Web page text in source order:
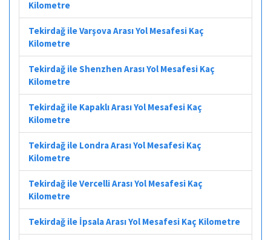
Kilometre
Tekirdağ ile Varşova Arası Yol Mesafesi Kaç
Kilometre
Tekirdağ ile Shenzhen Arası Yol Mesafesi Kaç
Kilometre
Tekirdağ ile Kapaklı Arası Yol Mesafesi Kaç
Kilometre
Tekirdağ ile Londra Arası Yol Mesafesi Kaç
Kilometre
Tekirdağ ile Vercelli Arası Yol Mesafesi Kaç
Kilometre
Tekirdağ ile İpsala Arası Yol Mesafesi Kaç Kilometre